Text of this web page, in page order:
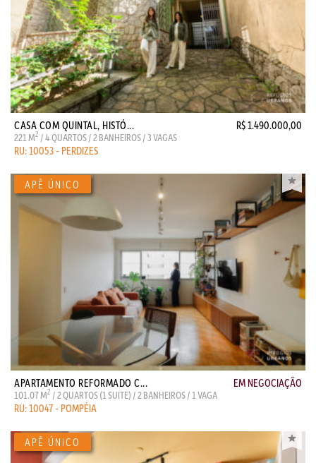
CASA COM QUINTAL, HISTÓ... R$ 1.490.000,00
221 M2 / 4 QUARTOS / 2 BANHEIROS / 3 VAGAS
RU: 10053 - PERDIZES
APARTAMENTO REFORMADO C... EM NEGOCIAÇÃO
101.07 M2 / 2 QUARTOS (1 SUITE) / 2 BANHEIROS / 1 VAGA
RU: 10047 - POMPÉIA